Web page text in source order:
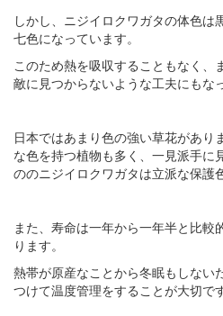
しかし、ニジイロクワガタの体色は
七色になっています。
このため熱を吸収することもなく、
敵に見つからないような工夫にもな
日本ではあまり色の強い草花があり
な色を持つ植物も多く、一見派手に
ののニジイロクワガタは立派な保護
また、寿命は一年から一年半と比較
ります。
熱帯が原産なことから冬眠もしない
つけて温度管理をすることが大切です